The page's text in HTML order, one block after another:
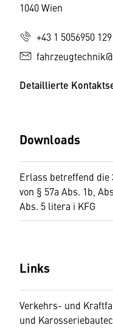
1040 Wien
+43 1 5056950 129
Detaillierte
Downloads
Erlass betreffend die
von § 57a Abs. 1b,
Abs. 5 litera i KFG
Links
Verkehrs- und
und